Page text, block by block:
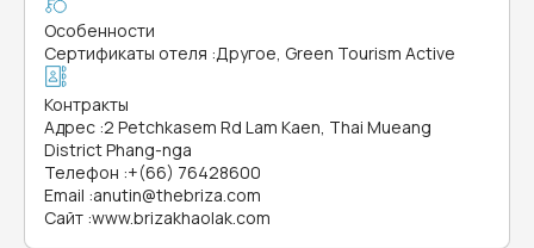
Особенности
Сертификаты отеля :Другое, Green Tourism Active
Контракты
Адрес :2 Petchkasem Rd Lam Kaen, Thai Mueang
District Phang-nga
Телефон :+(66) 76428600
Email :anutin@thebriza.com
Сайт :www.brizakhaolak.com